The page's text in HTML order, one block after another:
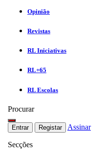
Opinião
Revistas
RL Iniciativas
RL+65
RL Escolas
Procurar
Entrar Registar Assinar
Secções